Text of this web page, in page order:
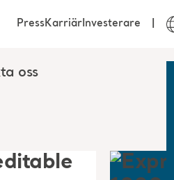
oss
PressKarriärInvesterare